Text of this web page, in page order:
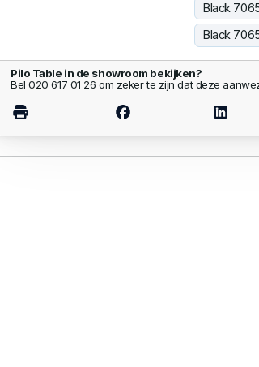
Black
Black
Pilo Table in de showroom bekijken?
Bel 020 617 01 26 om zeker te zijn dat deze